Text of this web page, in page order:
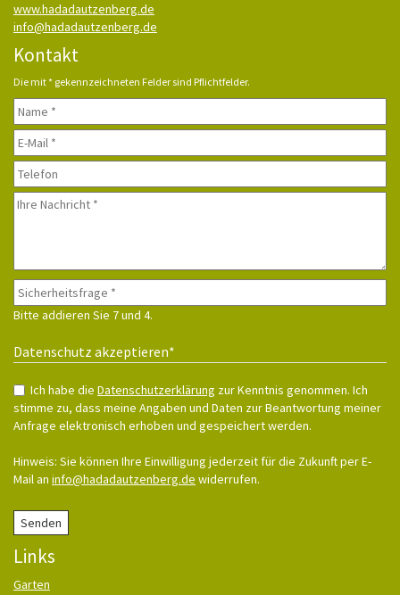
www.hadadautzenberg.de
info@hadadautzenberg.de
Kontakt
Die mit * gekennzeichneten Felder sind Pflichtfelder.
Bitte addieren Sie 7 und 4.
Datenschutz akzeptieren*
Ich habe die Datenschutzerklärung zur Kenntnis genommen. Ich
stimme zu, dass meine Angaben und Daten zur Beantwortung meiner
Anfrage elektronisch erhoben und gespeichert werden.
Hinweis: Sie können Ihre Einwilligung jederzeit für die Zukunft per E-
Mail an info@hadadautzenberg.de widerrufen.
Links
Garten